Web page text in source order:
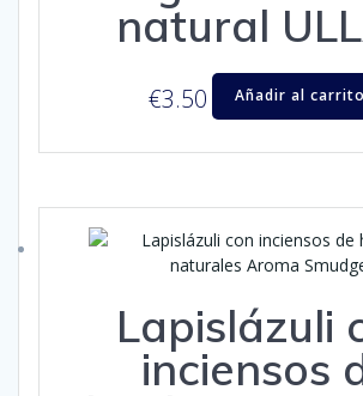
natural
€3.50 Añadir al carrito
Lapislázuli
inciensos